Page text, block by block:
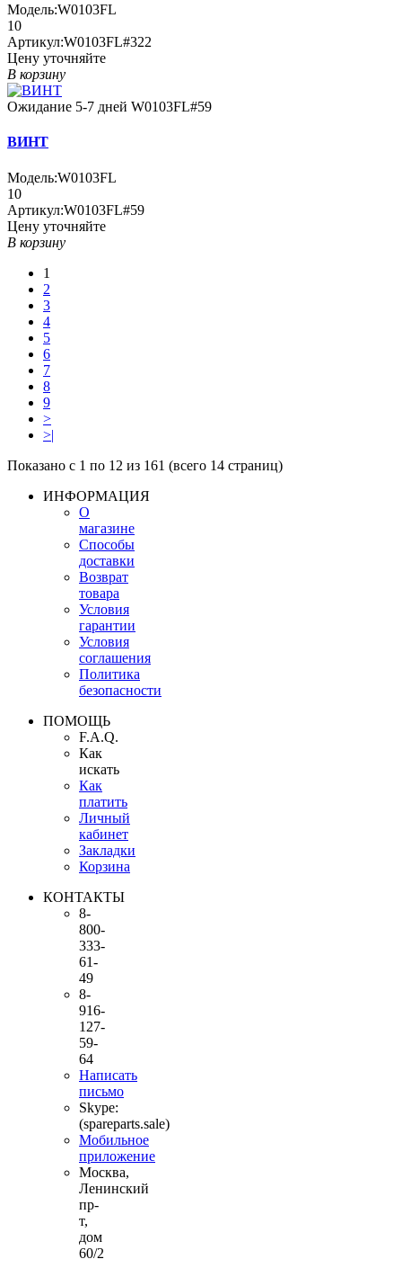
Модель:W0103FL
10
Артикул:W0103FL#322
Цену уточняйте
В корзину
Ожидание 5-7 дней W0103FL#59
ВИНТ
Модель:W0103FL
10
Артикул:W0103FL#59
Цену уточняйте
В корзину
1
2
3
4
5
6
7
8
9
>
>|
Показано с 1 по 12 из 161 (всего 14 страниц)
ИНФОРМАЦИЯ
О
магазине
Способы
доставки
Возврат
товара
Условия
гарантии
Условия
соглашения
Политика
безопасности
ПОМОЩЬ
F.A.Q.
Как
искать
Как
платить
Личный
кабинет
Закладки
Корзина
КОНТАКТЫ
8-
800-
333-
61-
49
8-
916-
127-
59-
64
Написать
письмо
Skype:
(spareparts.sale)
Мобильное
приложение
Москва,
Ленинский
пр-
т,
дом
60/2